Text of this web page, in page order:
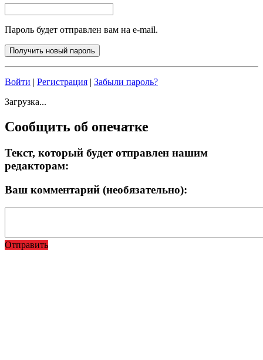
Пароль будет отправлен вам на e-mail.
Войти | Регистрация | Забыли пароль?
Загрузка...
Сообщить об опечатке
Текст, который будет отправлен нашим
редакторам:
Ваш комментарий (необязательно):
Отправить